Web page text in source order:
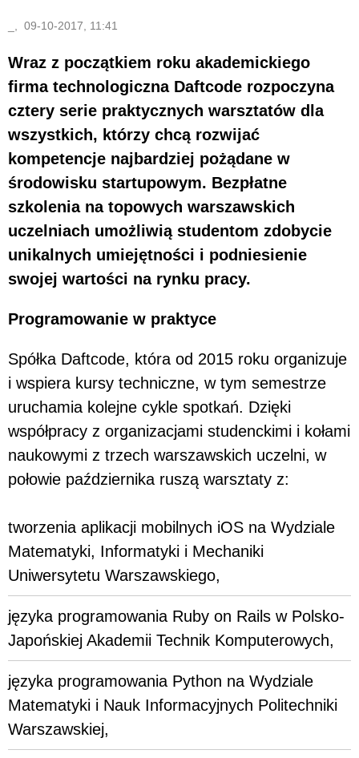
_, 09-10-2017, 11:41
Wraz z początkiem roku akademickiego
firma technologiczna Daftcode rozpoczyna
cztery serie praktycznych warsztatów dla
wszystkich, którzy chcą rozwijać
kompetencje najbardziej pożądane w
środowisku startupowym. Bezpłatne
szkolenia na topowych warszawskich
uczelniach umożliwią studentom zdobycie
unikalnych umiejętności i podniesienie
swojej wartości na rynku pracy.
Programowanie w praktyce
Spółka Daftcode, która od 2015 roku organizuje
i wspiera kursy techniczne, w tym semestrze
uruchamia kolejne cykle spotkań. Dzięki
współpracy z organizacjami studenckimi i kołami
naukowymi z trzech warszawskich uczelni, w
połowie października ruszą warsztaty z:
tworzenia aplikacji mobilnych iOS na Wydziale
Matematyki, Informatyki i Mechaniki
Uniwersytetu Warszawskiego,
języka programowania Ruby on Rails w Polsko-
Japońskiej Akademii Technik Komputerowych,
języka programowania Python na Wydziale
Matematyki i Nauk Informacyjnych Politechniki
Warszawskiej,